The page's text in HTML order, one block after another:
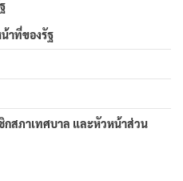
าที่ของรัฐ
สภาเทศบาล และหัวหน้าส่วน